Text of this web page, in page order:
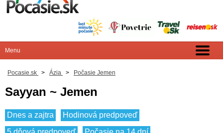
Pocasie.sk > Ázia > Počasie Jemen
Sayyan ~ Jemen
Dnes a zajtra
Hodinová predpoveď